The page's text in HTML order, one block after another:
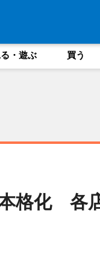
・遊ぶ 買う
格化 各